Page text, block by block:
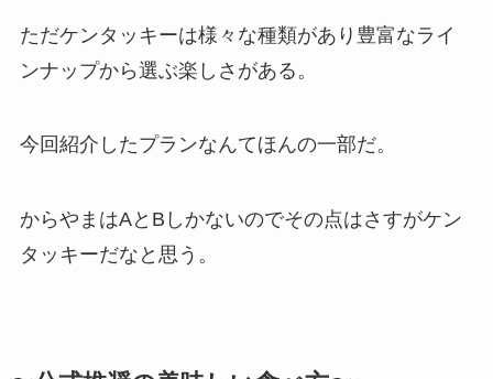
ただケンタッキーは様々な種類があり豊富なライ
ンナップから選ぶ楽しさがある。
今回紹介したプランなんてほんの一部だ。
からやまはAとBしかないのでその点はさすがケン
タッキーだなと思う。